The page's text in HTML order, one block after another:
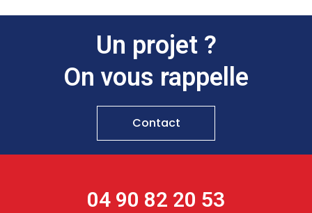
Un projet ?
On vous rappelle
Contact
04 90 82 20 53